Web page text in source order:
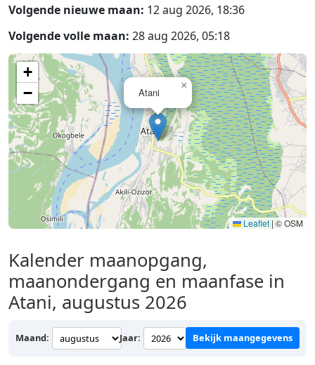
Volgende nieuwe maan: 12 aug 2026, 18:36
Volgende volle maan: 28 aug 2026, 05:18
Atani
×
+
−
Leaflet | © OSM
Kalender maanopgang,
maanondergang en maanfase in
Atani, augustus 2026
Maand: Jaar: Bekijk maangegevens